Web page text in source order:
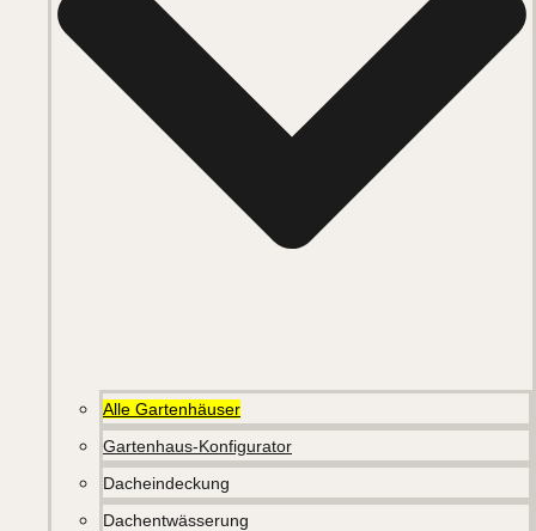
Alle Gartenhäuser
Gartenhaus-Konfigurator
Dacheindeckung
Dachentwässerung